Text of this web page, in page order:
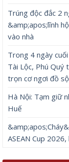
Trúng độc đắc 2
&amp;apos;lĩnh
vào nhà
Trong 4 ngày
Tài Lộc, Phú Quý
trọn cơ ngơi đồ sộ
Hà Nội: Tạm giữ
Huế
ASEAN Cup